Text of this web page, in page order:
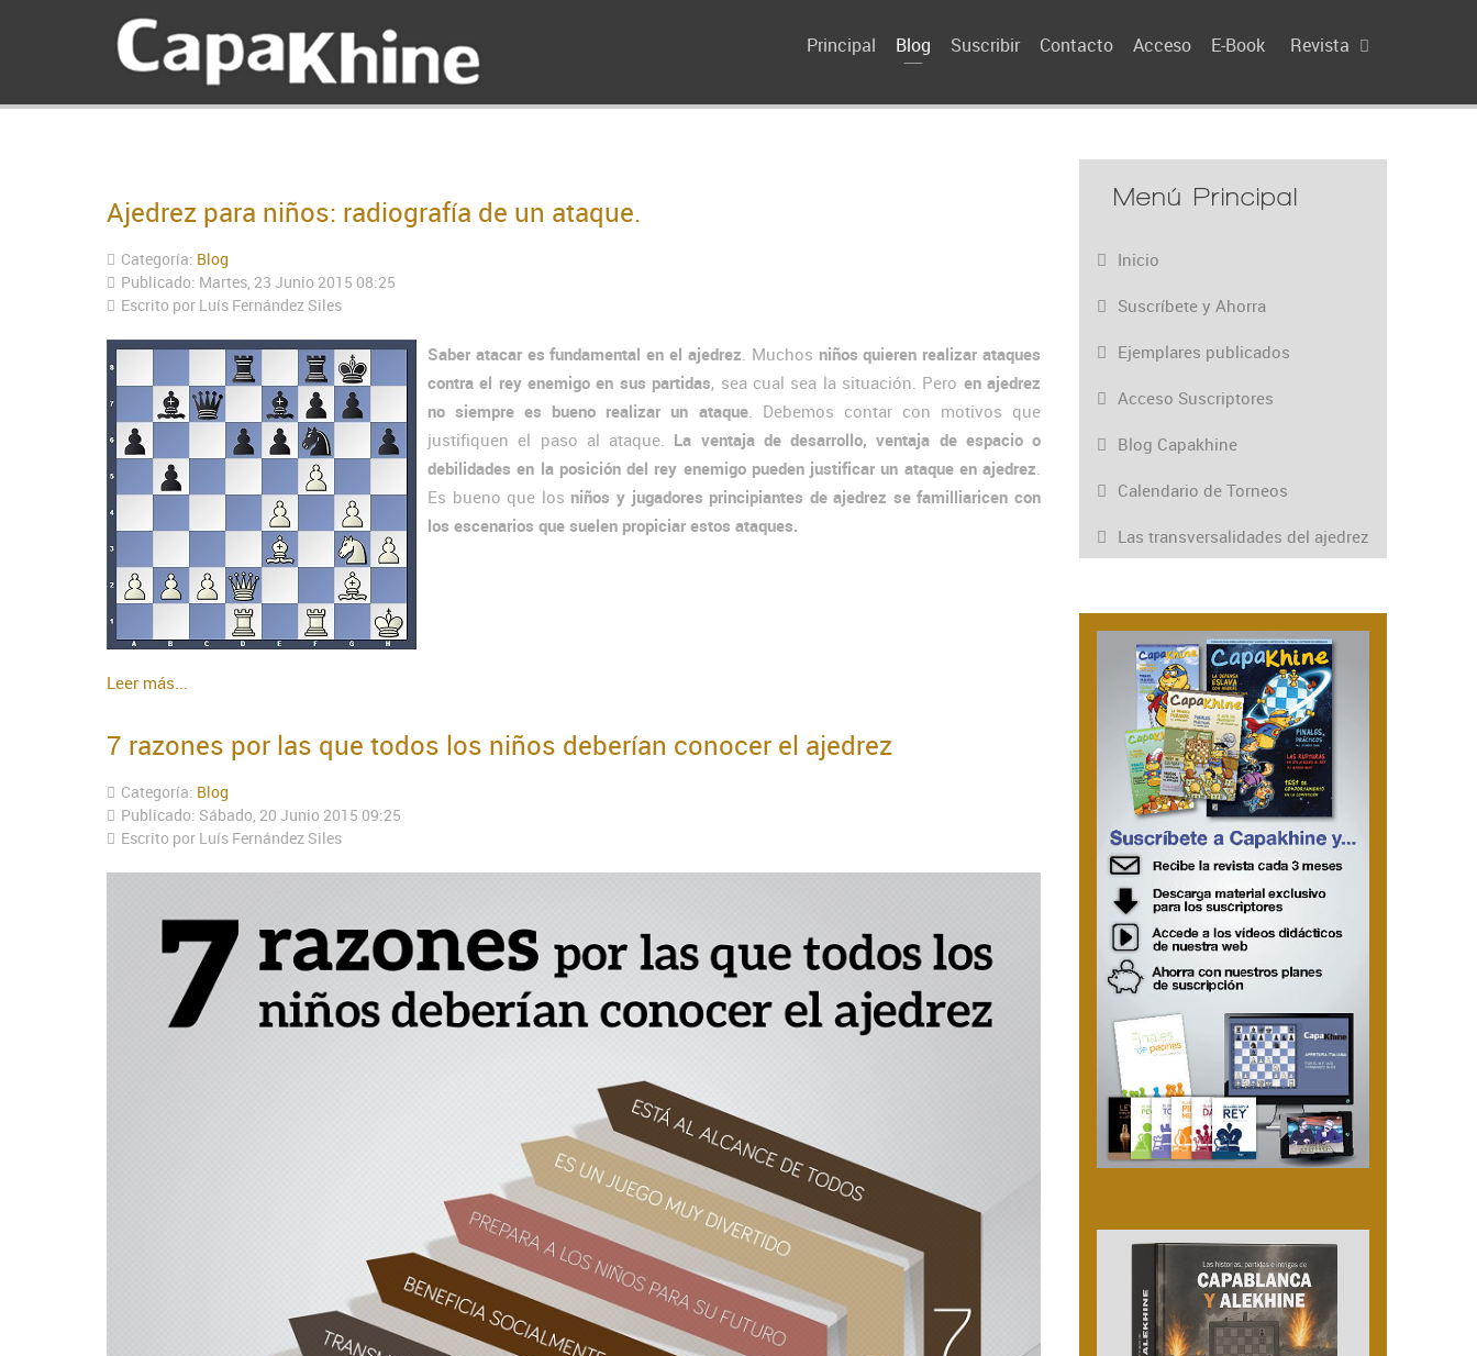
Principal Blog Suscribir Contacto Acceso E-Book Revista
Ajedrez para niños: radiografía de un ataque.
Categoría: Blog
Publicado: Martes, 23 Junio 2015 08:25
Escrito por Luís Fernández Siles
Saber atacar es fundamental en el ajedrez . Muchos niños quieren realizar ataques
contra el rey enemigo en sus partidas, sea cual sea la situación. Pero en ajedrez
no siempre es bueno realizar un ataque. Debemos contar con motivos que
justifiquen el paso al ataque. La ventaja de desarrollo, ventaja de espacio o
debilidades en la posición del rey enemigo pueden justificar un ataque en ajedrez
Es bueno que los niños y jugadores principiantes de ajedrez se familliaricen con
los escenarios que suelen propiciar estos ataques.
Leer más...
7 razones por las que todos los niños deberían conocer el ajedrez
Categoría: Blog
Publicado: Sábado, 20 Junio 2015 09:25
Escrito por Luís Fernández Siles
Menú Principal
Inicio
Suscríbete y Ahorra
Ejemplares publicados
Acceso Suscriptores
Blog Capakhine
Calendario de Torneos
Las transversalidades del ajedrez